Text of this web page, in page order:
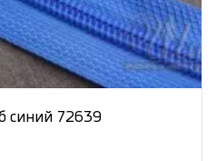
синий 72639